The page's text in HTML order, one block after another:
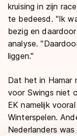
kruising in zijn
te bedeesd. "Ik
bezig en
analyse.
liggen."
Dat het in Hamar
voor Swings niet
EK namelijk
Winterspelen.
Nederlanders